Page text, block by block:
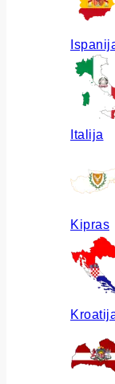
Italija
Kipras